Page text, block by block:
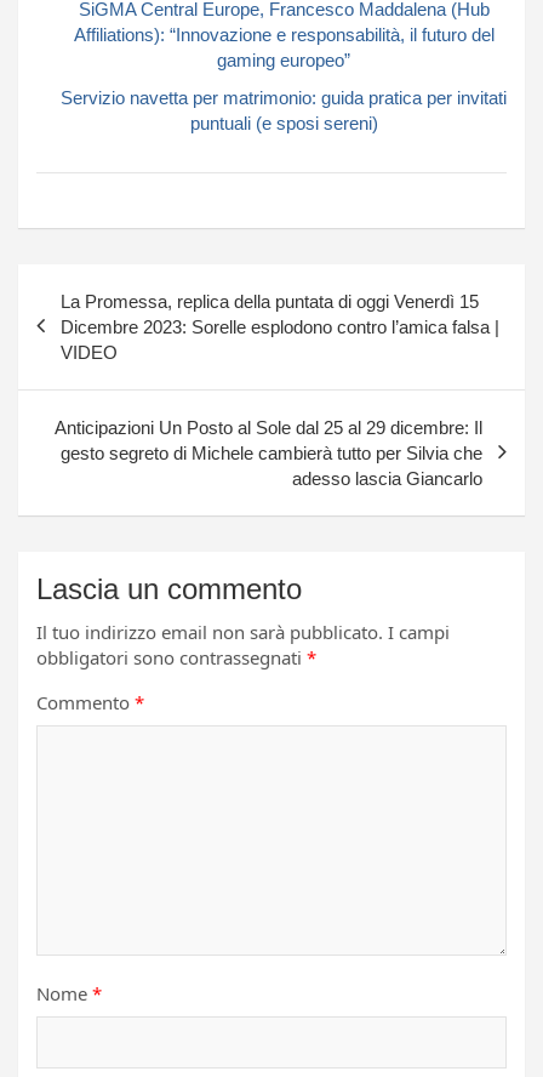
SiGMA Central Europe, Francesco Maddalena (Hub
Affiliations): “Innovazione e responsabilità, il futuro del
gaming europeo”
Servizio navetta per matrimonio: guida pratica per invitati
puntuali (e sposi sereni)
articoli
La Promessa, replica della puntata di oggi Venerdì 15
Dicembre 2023: Sorelle esplodono contro l’amica falsa |
VIDEO
Anticipazioni Un Posto al Sole dal 25 al 29 dicembre: Il
gesto segreto di Michele cambierà tutto per Silvia che
adesso lascia Giancarlo
Lascia un commento
Il tuo indirizzo email non sarà pubblicato. I campi
obbligatori sono contrassegnati *
Commento *
Nome *